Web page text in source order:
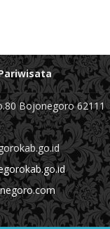
Bojonegoro 62111